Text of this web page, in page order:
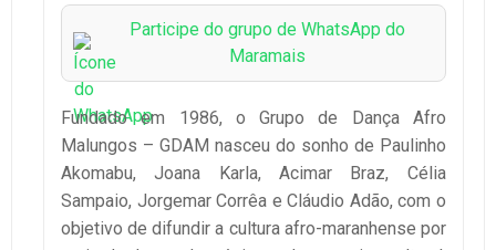
Participe do grupo de WhatsApp do
Maramais
Fundado em 1986, o Grupo de Dança Afro
Malungos – GDAM nasceu do sonho de Paulinho
Akomabu, Joana Karla, Acimar Braz, Célia
Sampaio, Jorgemar Corrêa e Cláudio Adão, com o
objetivo de difundir a cultura afro-maranhense por